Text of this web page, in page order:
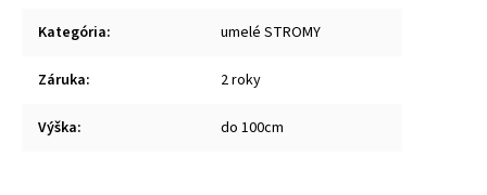
Kategória: umelé STROMY
Záruka: 2 roky
Výška: do 100cm